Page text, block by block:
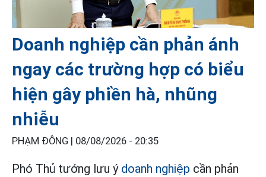
Doanh nghiệp cần phản ánh
ngay các trường hợp có biểu
hiện gây phiền hà, nhũng
nhiễu
PHẠM ĐÔNG | 08/08/2026 - 20:35
Phó Thủ tướng lưu ý doanh nghiệp cần phản